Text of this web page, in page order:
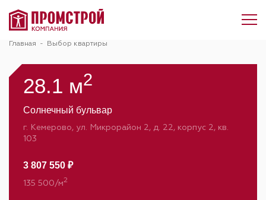
Главная - Выбор квартиры
28.1 м2
Солнечный бульвар
г. Кемерово, ул. Микрорайон 2, д. 22, корпус 2, кв.
103
3 807 550 ₽
135 500/м2